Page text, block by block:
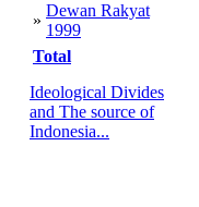
»
Dewan Rakyat
1999
Total
Ideological Divides
and The source of
Indonesia...